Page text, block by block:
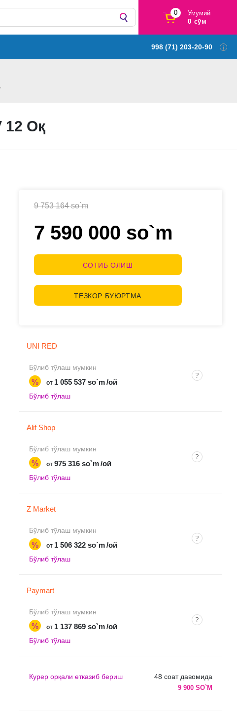
0
Умумий
0 сўм
998 (71) 203-20-90
12 Оқ
9 753 164 so`m
7 590 000 so`m
СОТИБ ОЛИШ
ТЕЗКОР БУЮРТМА
UNI RED
Бўлиб тўлаш мумкин
% от 1 055 537 so`m /ой
Бўлиб тўлаш
Alif Shop
Бўлиб тўлаш мумкин
% от 975 316 so`m /ой
Бўлиб тўлаш
Z Market
Бўлиб тўлаш мумкин
% от 1 506 322 so`m /ой
Бўлиб тўлаш
Paymart
Бўлиб тўлаш мумкин
% от 1 137 869 so`m /ой
Бўлиб тўлаш
Курер орқали етказиб бериш 48 соат давомида
9 900 SO`M